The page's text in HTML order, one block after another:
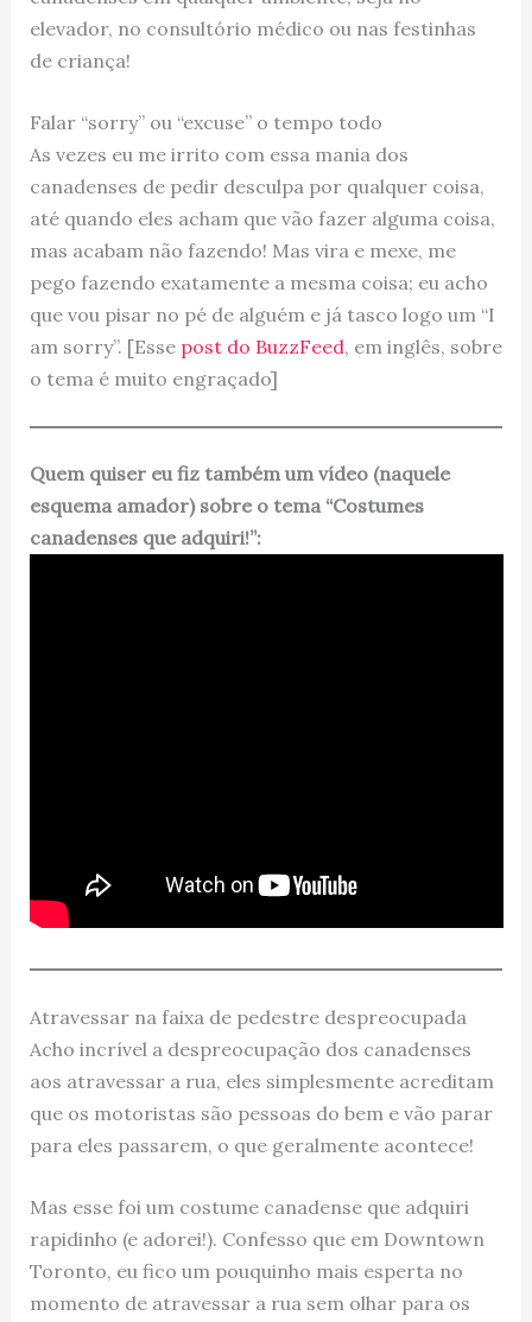
elevador, no consultório médico ou nas festinhas
de criança!
Falar “sorry” ou “excuse” o tempo todo
As vezes eu me irrito com essa mania dos
canadenses de pedir desculpa por qualquer coisa,
até quando eles acham que vão fazer alguma coisa,
mas acabam não fazendo! Mas vira e mexe, me
pego fazendo exatamente a mesma coisa; eu acho
que vou pisar no pé de alguém e já tasco logo um “I
am sorry”. [Esse post do BuzzFeed, em inglês, sobre
o tema é muito engraçado]
Quem quiser eu fiz também um vídeo (naquele
esquema amador) sobre o tema “Costumes
canadenses que adquiri!”:
Atravessar na faixa de pedestre despreocupada
Acho incrível a despreocupação dos canadenses
aos atravessar a rua, eles simplesmente acreditam
que os motoristas são pessoas do bem e vão parar
para eles passarem, o que geralmente acontece!
Mas esse foi um costume canadense que adquiri
rapidinho (e adorei!). Confesso que em Downtown
Toronto, eu fico um pouquinho mais esperta no
momento de atravessar a rua sem olhar para os